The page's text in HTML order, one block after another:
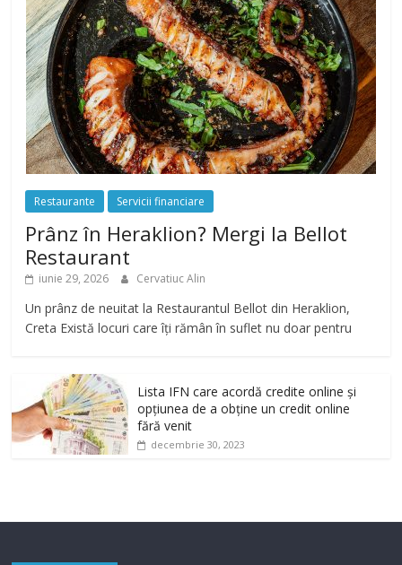
Restaurante Servicii financiare
Prânz în Heraklion? Mergi la Bellot
Restaurant
iunie 29, 2026 Cervatiuc Alin
Un prânz de neuitat la Restaurantul Bellot din Heraklion,
Creta Există locuri care îți rămân în suflet nu doar pentru
Lista IFN care acordă credite online și
opțiunea de a obține un credit online
fără venit
decembrie 30, 2023